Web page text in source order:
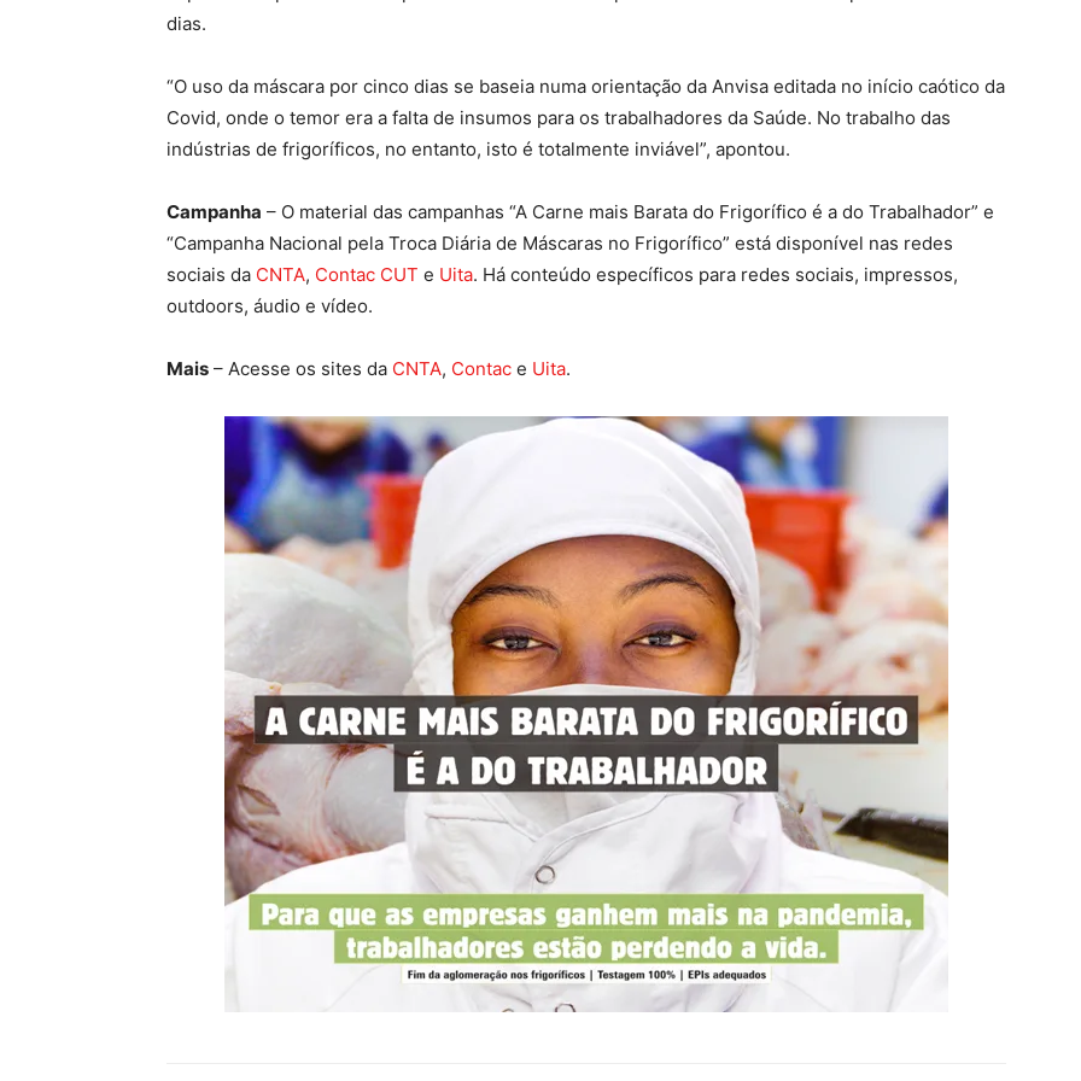
dias.
“O uso da máscara por cinco dias se baseia numa orientação da Anvisa editada no início caótico da
Covid, onde o temor era a falta de insumos para os trabalhadores da Saúde. No trabalho das
indústrias de frigoríficos, no entanto, isto é totalmente inviável”, apontou.
Campanha – O material das campanhas “A Carne mais Barata do Frigorífico é a do Trabalhador” e
“Campanha Nacional pela Troca Diária de Máscaras no Frigorífico” está disponível nas redes
sociais da CNTA, Contac CUT e Uita. Há conteúdo específicos para redes sociais, impressos,
outdoors, áudio e vídeo.
Mais – Acesse os sites da CNTA, Contac e Uita.